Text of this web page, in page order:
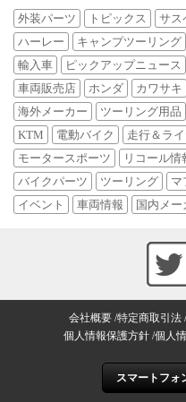
外装パーツ トピックス サス
ハーレー
キャンプツーリング
輸入車
ピックアップニュース
車両販売店
ホンダ カワサキ
海外メーカー
ツーリング用品
KTM
電動バイク 走行＆ラ
モータースポーツ
リコール情
バイクパーツ
ツーリング マ
イベント
車両情報 国内メー
会社概要 特定商取引法
個人情報保護方針 個人
スマートフォ